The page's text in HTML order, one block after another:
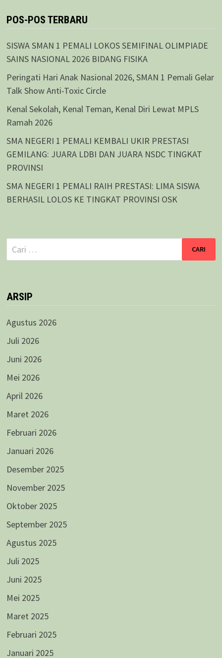
POS-POS TERBARU
SISWA SMAN 1 PEMALI LOKOS SEMIFINAL OLIMPIADE
SAINS NASIONAL 2026 BIDANG FISIKA
Peringati Hari Anak Nasional 2026, SMAN 1 Pemali Gelar
Talk Show Anti-Toxic Circle
Kenal Sekolah, Kenal Teman, Kenal Diri Lewat MPLS
Ramah 2026
SMA NEGERI 1 PEMALI KEMBALI UKIR PRESTASI
GEMILANG: JUARA LDBI DAN JUARA NSDC TINGKAT
PROVINSI
SMA NEGERI 1 PEMALI RAIH PRESTASI: LIMA SISWA
BERHASIL LOLOS KE TINGKAT PROVINSI OSK
Cari
untuk:
ARSIP
Agustus 2026
Juli 2026
Juni 2026
Mei 2026
April 2026
Maret 2026
Februari 2026
Januari 2026
Desember 2025
November 2025
Oktober 2025
September 2025
Agustus 2025
Juli 2025
Juni 2025
Mei 2025
Maret 2025
Februari 2025
Januari 2025